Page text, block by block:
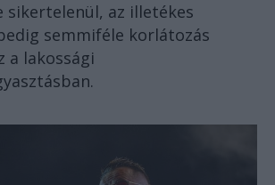
sikertelenül, az illetékes
semmiféle korlátozás
a lakossági